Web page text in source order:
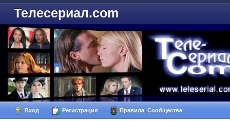
Телесериал.com
Вход Регистрация Правила_Сообщества